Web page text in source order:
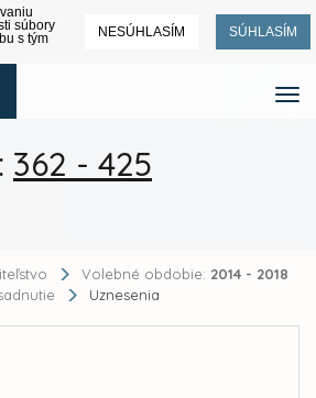
súbory
s tým
NESÚHLASÍM SÚHLASÍM
362 - 425
Volebné obdobie: 2014 - 2018
Uznesenia